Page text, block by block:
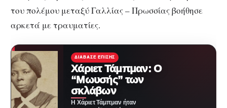
του πολέμου μεταξύ Γαλλίας – Πρωσσίας βοήθησε
αρκετά με τραυματίες.
ΔΙΆΒΑΣΕ ΕΠΊΣΗΣ
Χάριετ Τάμπμαν: Ο
“Μωυσής” των
σκλάβων
Η Χάριετ Τάμπμαν ήταν